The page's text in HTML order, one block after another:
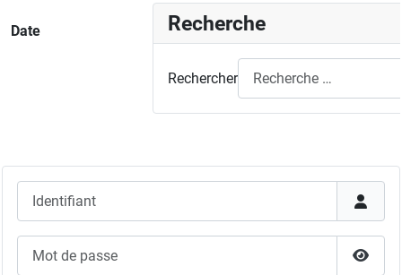
Date Recherche
Rechercher